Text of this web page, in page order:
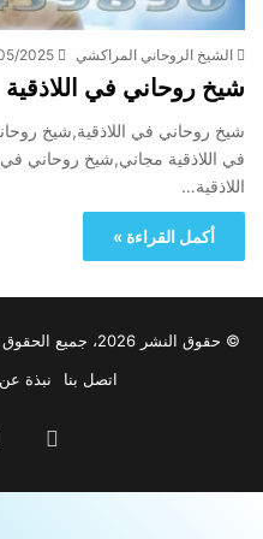
الشيخ الروحاني المراكشي 2025
شيخ روحاني في اللاذقية
شيخ روحاني في اللاذقية,شيخ
في اللاذقية مجاني,شيخ روحاني في
اللاذقية…
أكمل القراءة »
© حقوق النشر 2026، جميع الحقوق محفوظة ل الشيخ الروحاني المراكشي
اتصل بنا
نبذة عن